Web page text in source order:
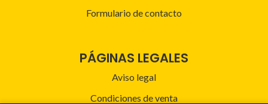
Formulario de contacto
PÁGINAS LEGALES
Aviso legal
Condiciones de venta